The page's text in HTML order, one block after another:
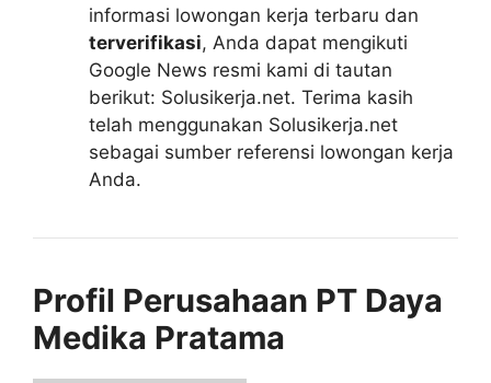
informasi lowongan kerja terbaru dan
terverifikasi, Anda dapat mengikuti
Google News resmi kami di tautan
berikut: Solusikerja.net. Terima kasih
telah menggunakan Solusikerja.net
sebagai sumber referensi lowongan kerja
Anda.
Profil Perusahaan PT Daya
Medika Pratama